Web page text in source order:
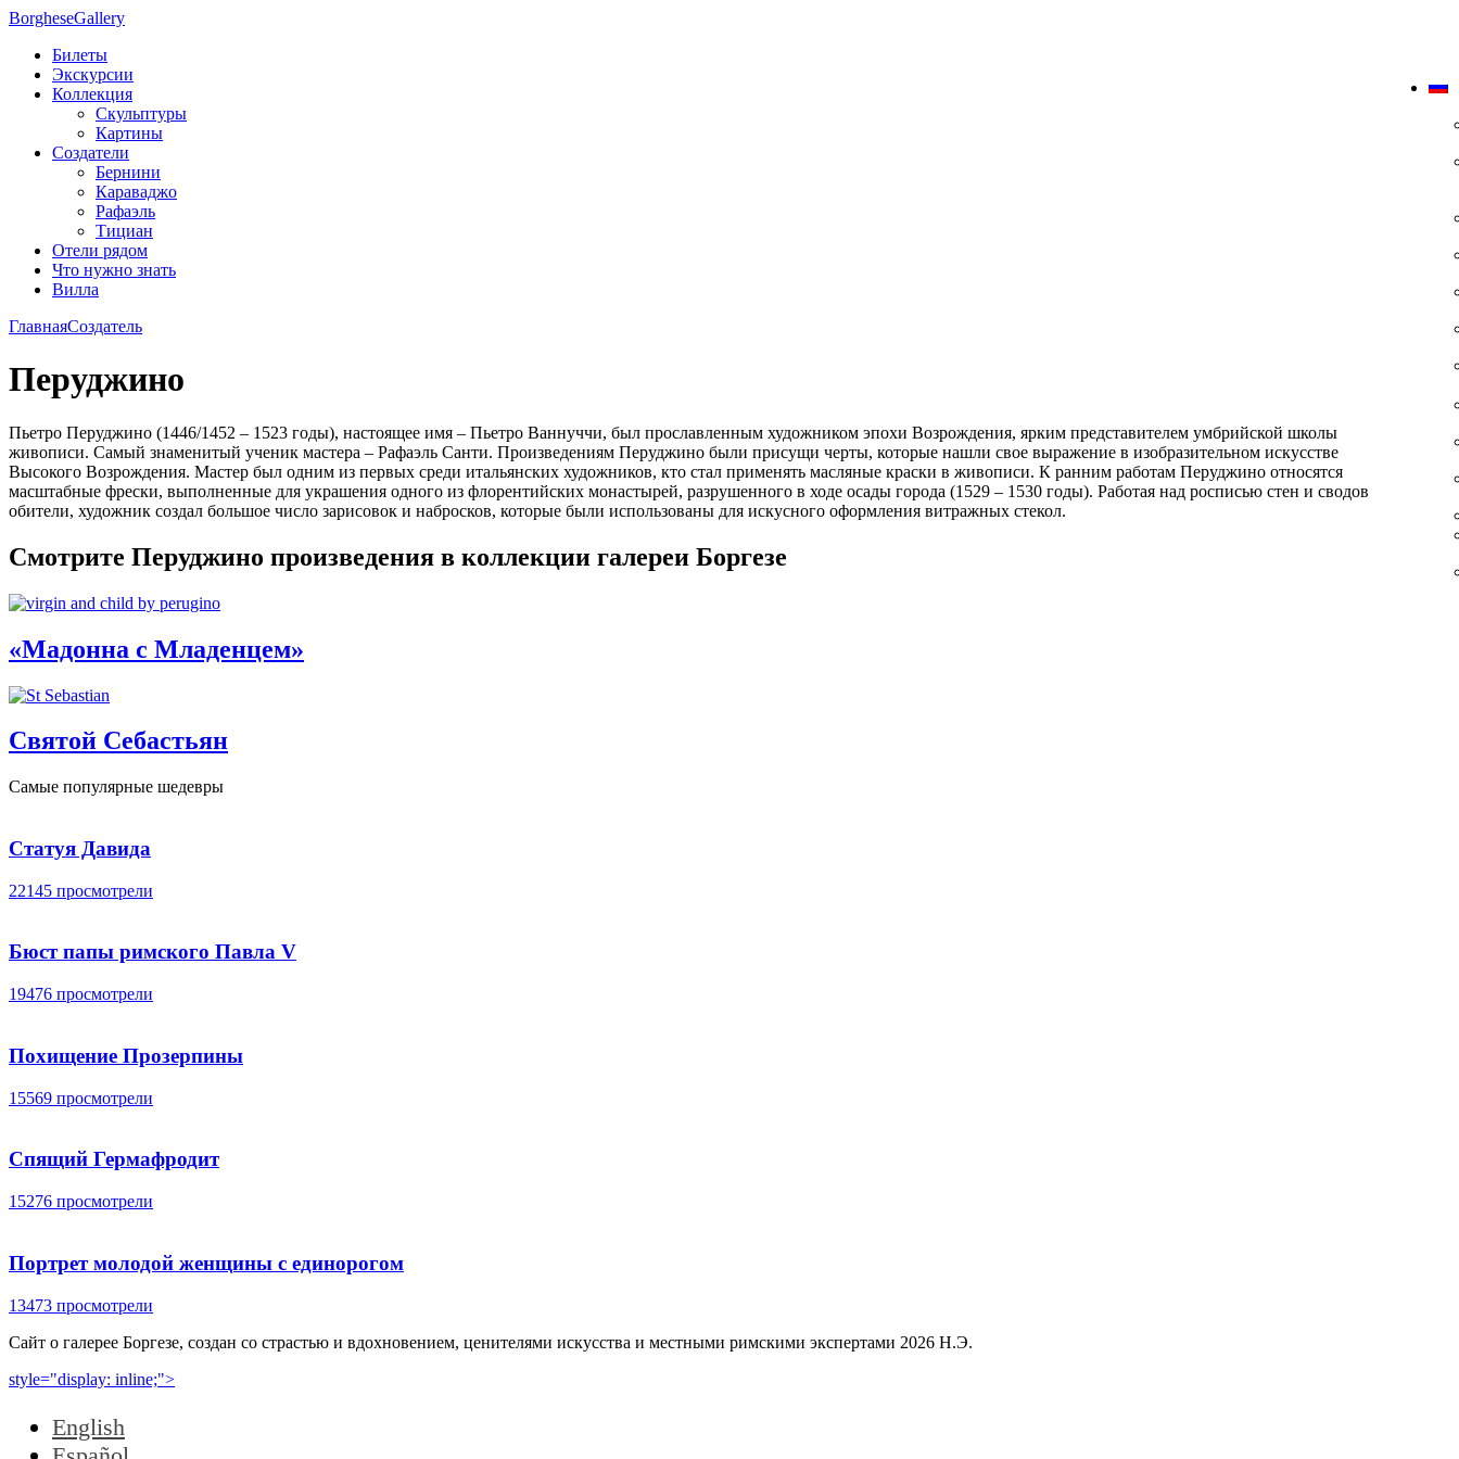
BorgheseGallery
Билеты
Экскурсии
Коллекция
Скульптуры
Картины
Создатели
Бернини
Караваджо
Рафаэль
Тициан
Отели рядом
Что нужно знать
Вилла
ГлавнаяСоздатель
Перуджино
Пьетро Перуджино (1446/1452 – 1523 годы), настоящее имя – Пьетро Ваннуччи, был прославленным художником эпохи Возрождения, ярким представителем умбрийской школы
живописи. Самый знаменитый ученик мастера – Рафаэль Санти. Произведениям Перуджино были присущи черты, которые нашли свое выражение в изобразительном искусстве
Высокого Возрождения. Мастер был одним из первых среди итальянских художников, кто стал применять масляные краски в живописи. К ранним работам Перуджино относятся
масштабные фрески, выполненные для украшения одного из флорентийских монастырей, разрушенного в ходе осады города (1529 – 1530 годы). Работая над росписью стен и сводов
обители, художник создал большое число зарисовок и набросков, которые были использованы для искусного оформления витражных стекол.
Смотрите Перуджино произведения в коллекции галереи Боргезе
«Мадонна с Младенцем»
Святой Себастьян
Самые популярные шедевры
Статуя Давида
22145 просмотрели
Бюст папы римского Павла V
19476 просмотрели
Похищение Прозерпины
15569 просмотрели
Спящий Гермафродит
15276 просмотрели
Портрет молодой женщины с единорогом
13473 просмотрели
Сайт о галерее Боргезе, создан со страстью и вдохновением, ценителями искусства и местными римскими экспертами 2026 Н.Э.
style="display: inline;">
English